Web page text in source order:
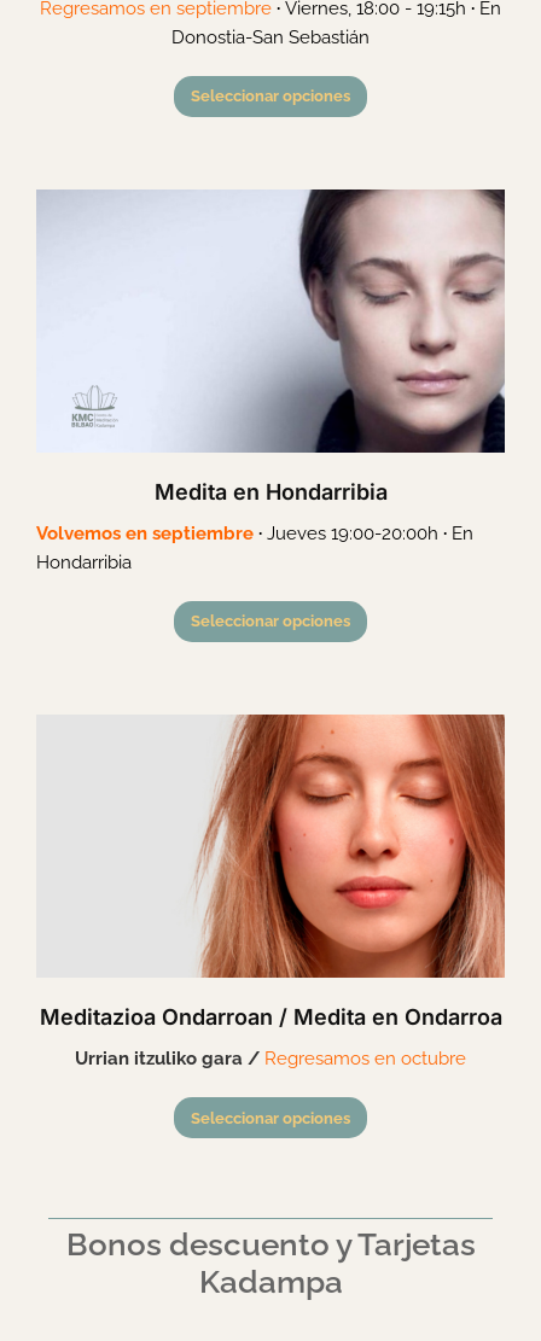
Regresamos en septiembre · Viernes, 18:00 - 19:15h · En
Donostia-San Sebastián
Seleccionar opciones
Medita en Hondarribia
Volvemos en septiembre · Jueves 19:00-20:00h · En
Hondarribia
Seleccionar opciones
Meditazioa Ondarroan / Medita en Ondarroa
Urrian itzuliko gara / Regresamos en octubre
Seleccionar opciones
Bonos descuento y Tarjetas
Kadampa